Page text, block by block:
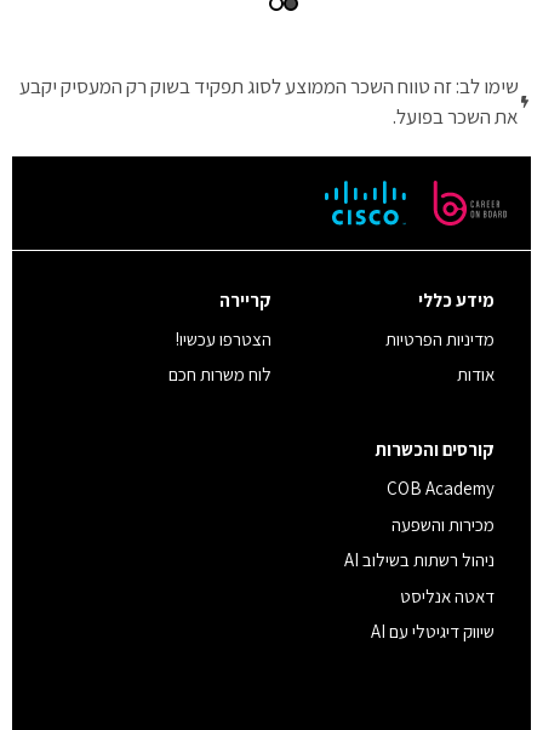
שימו לב: זה טווח השכר הממוצע לסוג תפקיד בשוק רק המעסיק יקבע
את השכר בפועל.
מידע כללי
מדיניות הפרטיות
אודות
קריירה
הצטרפו עכשיו!
לוח משרות חכם
קורסים והכשרות
COB Academy
מכירות והשפעה
ניהול רשתות בשילוב AI
דאטה אנליסט
שיווק דיגיטלי עם AI